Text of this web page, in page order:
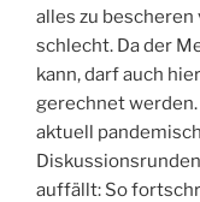
alles zu bescheren
schlecht. Da der
kann, darf auch
gerechnet
aktuell
auffällt: So